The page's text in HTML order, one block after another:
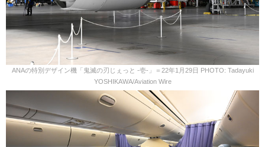
ANAの特別デザイン機「鬼滅の刃じぇっと -壱-」＝22年1月29日 PHOTO: Tadayuki
YOSHIKAWA/Aviation Wire